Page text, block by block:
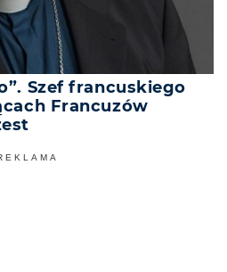
Szef francuskiego
Francuzów